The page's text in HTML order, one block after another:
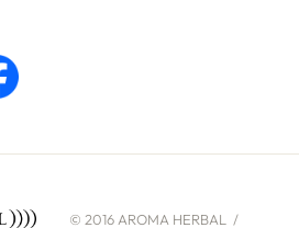
© 2016 AROMA HERBAL /